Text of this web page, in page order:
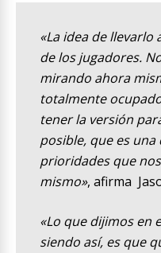
«La idea de llevarlo
de los jugadores.
mirando ahora
totalmente
tener la versión
posible, que es una
prioridades que
mismo», afirma
«Lo que dijimos en
siendo así, es que